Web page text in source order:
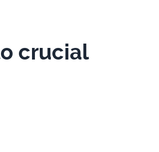
crucial